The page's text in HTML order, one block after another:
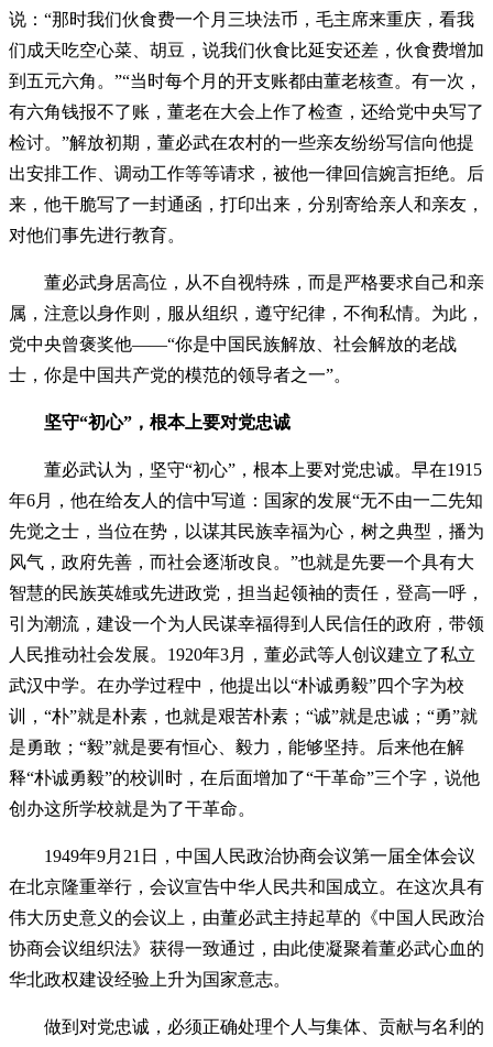
说：“那时我们伙食费一个月三块法币，毛主席来重庆，看我
们成天吃空心菜、胡豆，说我们伙食比延安还差，伙食费增加
到五元六角。”“当时每个月的开支账都由董老核查。有一次，
有六角钱报不了账，董老在大会上作了检查，还给党中央写了
检讨。”解放初期，董必武在农村的一些亲友纷纷写信向他提
出安排工作、调动工作等等请求，被他一律回信婉言拒绝。后
来，他干脆写了一封通函，打印出来，分别寄给亲人和亲友，
对他们事先进行教育。
董必武身居高位，从不自视特殊，而是严格要求自己和亲
属，注意以身作则，服从组织，遵守纪律，不徇私情。为此，
党中央曾褒奖他——“你是中国民族解放、社会解放的老战
士，你是中国共产党的模范的领导者之一”。
坚守“初心”，根本上要对党忠诚
董必武认为，坚守“初心”，根本上要对党忠诚。早在1915
年6月，他在给友人的信中写道：国家的发展“无不由一二先知
先觉之士，当位在势，以谋其民族幸福为心，树之典型，播为
风气，政府先善，而社会逐渐改良。”也就是先要一个具有大
智慧的民族英雄或先进政党，担当起领袖的责任，登高一呼，
引为潮流，建设一个为人民谋幸福得到人民信任的政府，带领
人民推动社会发展。1920年3月，董必武等人创议建立了私立
武汉中学。在办学过程中，他提出以“朴诚勇毅”四个字为校
训，“朴”就是朴素，也就是艰苦朴素；“诚”就是忠诚；“勇”就
是勇敢；“毅”就是要有恒心、毅力，能够坚持。后来他在解
释“朴诚勇毅”的校训时，在后面增加了“干革命”三个字，说他
创办这所学校就是为了干革命。
1949年9月21日，中国人民政治协商会议第一届全体会议
在北京隆重举行，会议宣告中华人民共和国成立。在这次具有
伟大历史意义的会议上，由董必武主持起草的《中国人民政治
协商会议组织法》获得一致通过，由此使凝聚着董必武心血的
华北政权建设经验上升为国家意志。
做到对党忠诚，必须正确处理个人与集体、贡献与名利的